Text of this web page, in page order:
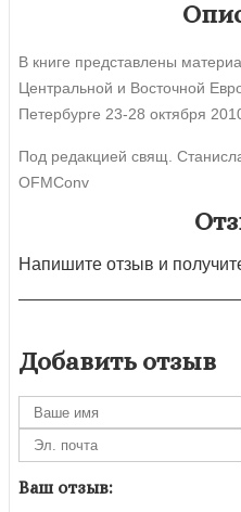
В книге представлены
Центральной и Восточной
Петербурге 23-28 октября
Под редакцией свящ.
OFMConv
Напишите отзыв и
Добавить отзыв
Ваш отзыв: